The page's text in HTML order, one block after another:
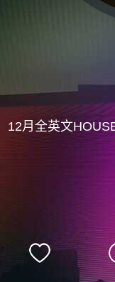
12月全英文